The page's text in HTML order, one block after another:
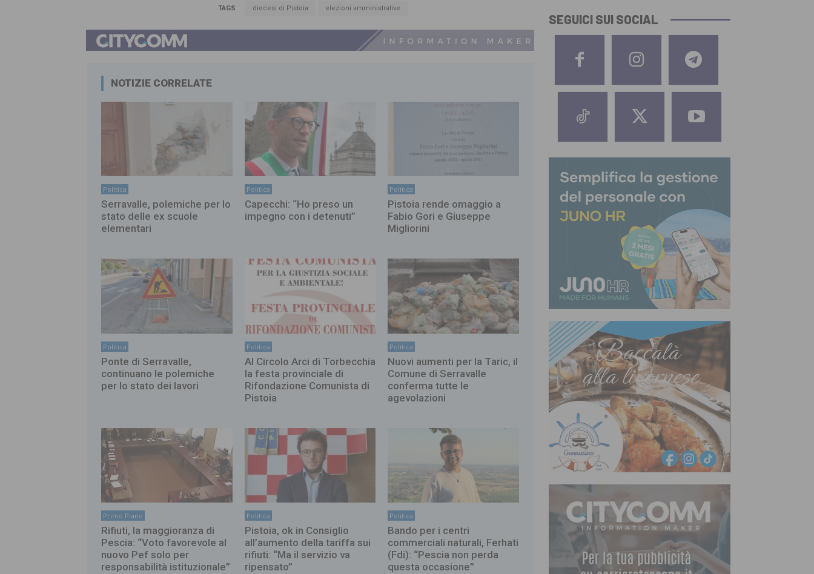
TAGS diocesi di Pistoia elezioni amministrative
NOTIZIE CORRELATE
Politica
Serravalle, polemiche per lo
stato delle ex scuole
elementari
Politica
Capecchi: “Ho preso un
impegno con i detenuti”
Politica
Pistoia rende omaggio a
Fabio Gori e Giuseppe
Migliorini
Politica
Ponte di Serravalle,
continuano le polemiche
per lo stato dei lavori
Politica
Al Circolo Arci di Torbecchia
la festa provinciale di
Rifondazione Comunista di
Pistoia
Politica
Nuovi aumenti per la Taric, il
Comune di Serravalle
conferma tutte le
agevolazioni
Primo Piano
Rifiuti, la maggioranza di
Pescia: “Voto favorevole al
nuovo Pef solo per
responsabilità istituzionale”
Politica
Pistoia, ok in Consiglio
all’aumento della tariffa sui
rifiuti: “Ma il servizio va
ripensato”
Politica
Bando per i centri
commerciali naturali, Ferhati
(Fdi): “Pescia non perda
questa occasione”
SEGUICI SUI SOCIAL